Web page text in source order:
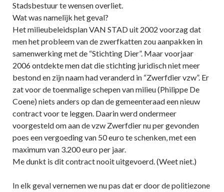
Stadsbestuur te wensen overliet.
Wat was namelijk het geval?
Het milieubeleidsplan VAN STAD uit 2002 voorzag dat
men het probleem van de zwerfkatten zou aanpakken in
samenwerking met de “Stichting Dier”. Maar voorjaar
2006 ontdekte men dat die stichting juridisch niet meer
bestond en zijn naam had veranderd in “Zwerfdier vzw”. Er
zat voor de toenmalige schepen van milieu (Philippe De
Coene) niets anders op dan de gemeenteraad een nieuw
contract voor te leggen. Daarin werd ondermeer
voorgesteld om aan de vzw Zwerfdier nu per gevonden
poes een vergoeding van 50 euro te schenken, met een
maximum van 3.200 euro per jaar.
Me dunkt is dit contract nooit uitgevoerd. (Weet niet.)
In elk geval vernemen we nu pas dat er door de politiezone